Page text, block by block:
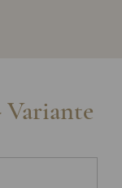
Variante